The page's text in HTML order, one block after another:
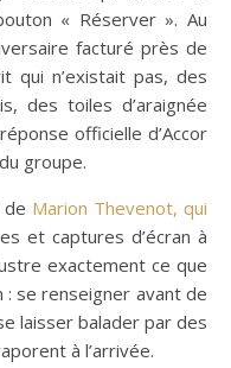
« Réserver ». Au
facturé près de
qui n’existait pas, des
des toiles d’araignée
officielle d’Accor
groupe.
de Marion Thevenot, qui
et captures d’écran à
exactement ce que
: se renseigner avant de
laisser balader par des
à l’arrivée.